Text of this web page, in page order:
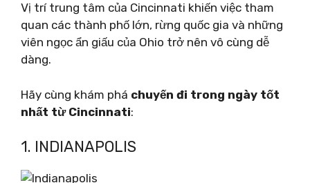
Vị trí trung tâm của Cincinnati khiến việc tham
quan các thành phố lớn, rừng quốc gia và những
viên ngọc ẩn giấu của Ohio trở nên vô cùng dễ
dàng.
Hãy cùng khám phá chuyến đi trong ngày tốt
nhất từ ​​Cincinnati:
1. INDIANAPOLIS